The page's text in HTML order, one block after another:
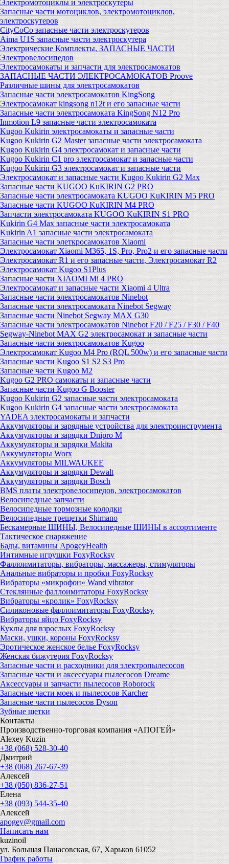
Электромотоциклы и электроскутеры
Запасные части мотоциклов, электромотоциклов,
электроскутеров
CityCoCo запасные части электроскутеров
Aima U1S запасные части электроскутера
Электрические Комплекты, ЗАПАСНЫЕ ЧАСТИ
Электровелосипедов
Электросамокаты и запчасти для электросамокатов
ЗАПАСНЫЕ ЧАСТИ ЭЛЕКТРОСАМОКАТОВ Proove
Различные шины для электросамокатов
Запасные части электросамокатов KingSong
Электросамокат kingsong n12t и его запасные части
Запасные части электросамоката KingSong N12 Pro
Inmotion L9 запасные части электросамоката
Kugoo Kukirin электросамокаты и запасные части
Kugoo Kukirin G2 Master запасные части электросамоката
Kugoo Kukirin G4 электросамокат и запасные части
Kugoo Kukirin C1 pro электросамокат и запасные части
Kugoo Kukirin G3 электросамокат и запасные части
Электросамокат и запасные части Kugoo Kukirin G2 Max
Запасные части KUGOO KuKIRIN G2 PRO
Запасные части электросамоката KUGOO KuKIRIN M5 PRO
Запасные части KUGOO KuKIRIN M4 PRO
Запчасти электросамоката KUGOO KuKIRIN S1 PRO
Kukirin G4 Max запасные части электросамоката
Kukirin A1 запасные части электросамоката
Запасные части элеткросамокатов Xiaomi
Электросамокат Xiaomi M365, 1S, Pro, Pro2 и его запасные части
Электросамокат R1 и его запасные части, Электросамокат R2
Электросамокат Kugoo S1Plus
Запасные части XIAOMI Mi 4 PRO
Электросамокат и запасные части Xiaomi 4 Ultra
Запасные части электросамокатов Ninebot
Запасные части электросамоката Ninebot Segway
Запасные части Ninebot Segway MAX G30
Запасные части электросамокатов Ninebot F20 / F25 / F30 / F40
Segway-Ninebot MAX G2 электросамокат и запасные части
Запасные части электросамокатов Kugoo
Электросамокат Kugoo M4 Pro (RQL 500w) и его запасные части
Запасные части Kugoo S1 S2 S3 Pro
Запасные части Kugoo M2
Kugoo G2 PRO самокаты и запасные части
Запасные части Kugoo G Booster
Kugoo Kukirin G2 запасные части электросамоката
Kugoo Kukirin G4 запасные части электросамоката
YADEA электросамокаты и запчасти
Аккумуляторы и зарядные устройства для электроинструмента
Аккумуляторы и зарядки Dnipro M
Аккумуляторы и зарядки Makita
Аккумуляторы Worx
Аккумуляторы MILWAUKEE
Аккумуляторы и зарядки Dewalt
Аккумуляторы и зарядки Bosch
BMS платы электровелосипедов, электросамокатов
Велосипедные запчасти
Велосипедные тормозные колодки
Велосипедные трещетки Shimano
Бескамерные ШИНЫ, Велосипедные ШИНЫ в ассортименте
Тактическое снаряжение
Бады, витамины ApogeyHealth
Интимные игрушки FoxyRocksy
Фаллоимитаторы, вибраторы, массажеры, стимуляторы
Анальные вибраторы и пробки FoxyRocksy
Вибраторы «микрофон» Wand vibrator
Стеклянные фаллоимитаторы FoxyRocksy
Вибраторы «кролик» FoxyRocksy
Силиконовые фаллоимитаторы FoxyRocksy
Вибраторы яйцо FoxyRocksy
Куклы для взрослых FoxyRocksy
Маски, ушки, короны FoxyRocksy
Эротическое женское белье FoxyRocksy
Женская бижутерия FoxyRocksy
Запасные части и расходники для электропылесосов
Запасные части и аксессуары пылесосов Dreame
Аксессуары и запчасти пылесосов Roborock
Запасные части моек и пылесосов Karcher
Запасные части пылесосов Dyson
Зубные щетки
Контакты
Производственно-торговая компания «АПОГЕЙ»
Alexey Kuzin
+38 (068) 528-30-40
Дмитрий
+38 (068) 267-67-39
Алексей
+38 (050) 836-27-51
Елена
+38 (093) 544-35-40
Алексей
apogey@gmail.com
Написать нам
kuzinoil
ул. Большая Панасовская, 67, Харьков 61052
График работы